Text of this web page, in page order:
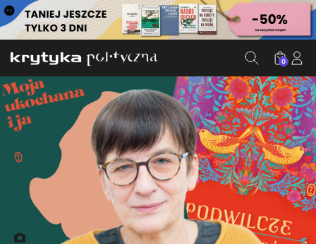
0
Fot. Jakub Szafrański, ed. KP